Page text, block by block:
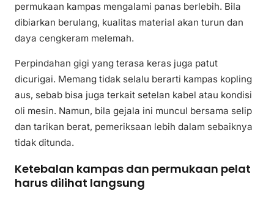
permukaan kampas mengalami panas berlebih. Bila
dibiarkan berulang, kualitas material akan turun dan
daya cengkeram melemah.
Perpindahan gigi yang terasa keras juga patut
dicurigai. Memang tidak selalu berarti kampas kopling
aus, sebab bisa juga terkait setelan kabel atau kondisi
oli mesin. Namun, bila gejala ini muncul bersama selip
dan tarikan berat, pemeriksaan lebih dalam sebaiknya
tidak ditunda.
Ketebalan kampas dan permukaan pelat
harus dilihat langsung